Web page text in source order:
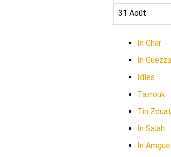
31 Août
In Ghar
In
Idles
Tazrouk
Tin
In Salah
In